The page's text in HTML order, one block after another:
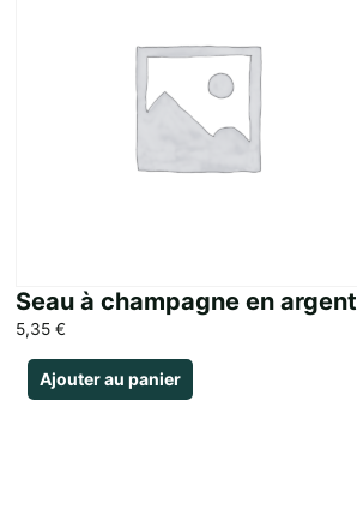
Seau à champagne en argent
5,35 €
Ajouter au panier